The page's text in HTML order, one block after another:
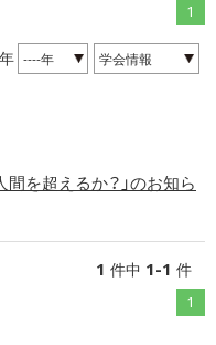
1
を超えるか？」のお知ら
1 件中 1-1 件
1